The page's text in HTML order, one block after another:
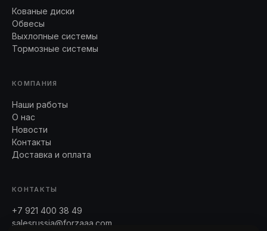
Кованые диски
Обвесы
Выхлопные системы
Тормозные системы
КОМПАНИЯ
Наши работы
О нас
Новости
Контакты
Доставка и оплата
КОНТАКТЫ
+7 921 400 38 49
salesrussia@forzaaa.com